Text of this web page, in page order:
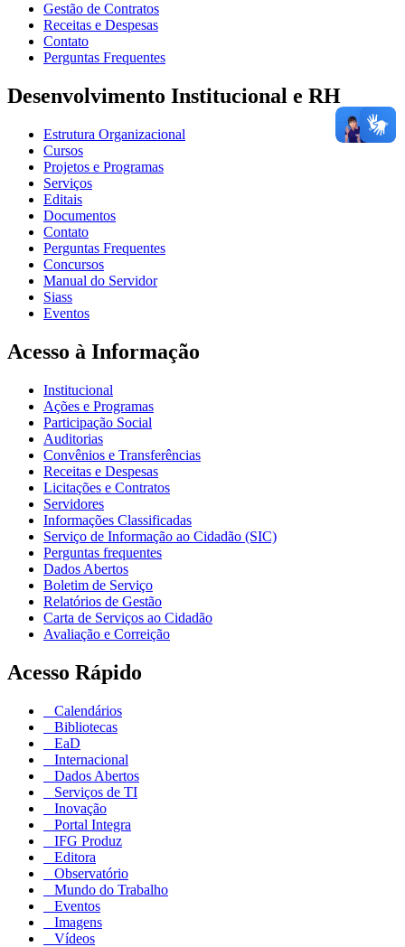
Gestão de Contratos
Receitas e Despesas
Contato
Perguntas Frequentes
Desenvolvimento Institucional e RH
Estrutura Organizacional
Cursos
Projetos e Programas
Serviços
Editais
Documentos
Contato
Perguntas Frequentes
Concursos
Manual do Servidor
Siass
Eventos
Acesso à Informação
Institucional
Ações e Programas
Participação Social
Auditorias
Convênios e Transferências
Receitas e Despesas
Licitações e Contratos
Servidores
Informações Classificadas
Serviço de Informação ao Cidadão (SIC)
Perguntas frequentes
Dados Abertos
Boletim de Serviço
Relatórios de Gestão
Carta de Serviços ao Cidadão
Avaliação e Correição
Acesso Rápido
Calendários
Bibliotecas
EaD
Internacional
Dados Abertos
Serviços de TI
Inovação
Portal Integra
IFG Produz
Editora
Observatório
Mundo do Trabalho
Eventos
Imagens
Vídeos